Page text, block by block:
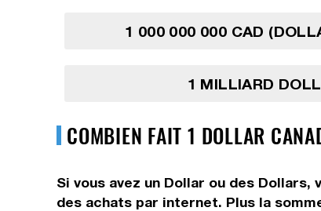
1 000 000 000 CAD
1 MILLIARD
COMBIEN FAIT 1 DOLLAR
Si vous avez un Dollar ou des
des achats par internet. Plus la